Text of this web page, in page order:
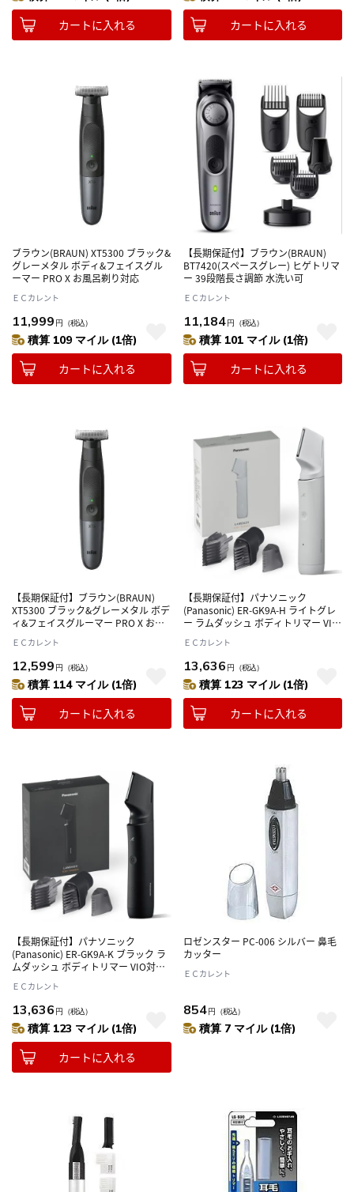
カートに入れる カートに入れる
ブラウン(BRAUN) XT5300 ブラック&
グレーメタル ボディ&フェイスグル
ーマー PRO X お風呂剃り対応
ＥＣカレント
11,999 円 （税込）
積算 109 マイル (1倍)
カートに入れる
【長期保証付】ブラウン(BRAUN)
BT7420(スペースグレー) ヒゲトリマ
ー 39段階長さ調節 水洗い可
ＥＣカレント
11,184円 （税込）
積算 101 マイル (1倍)
カートに入れる
【長期保証付】ブラウン(BRAUN)
XT5300 ブラック&グレーメタル ボデ
ィ&フェイスグルーマー PRO X お風
ＥＣカレント
12,599 円 （税込）
積算 114 マイル (1倍)
カートに入れる
【長期保証付】パナソニック
(Panasonic) ER-GK9A-H ライトグレ
ー ラムダッシュ ボディトリマー VIO
ボディシェーバー
ＥＣカレント
13,636 円 （税込）
積算 123 マイル (1倍)
カートに入れる
【長期保証付】パナソニック
(Panasonic) ER-GK9A-K ブラック ラ
ムダッシュ ボディトリマー VIO対応
シェーバー
ＥＣカレント
13,636 円 （税込）
積算 123 マイル (1倍)
カートに入れる
ロゼンスター PC-006 シルバー 鼻毛
カッター
ＥＣカレント
854円 （税込）
積算 7 マイル (1倍)